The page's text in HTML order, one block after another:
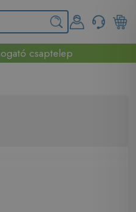
csaptelep